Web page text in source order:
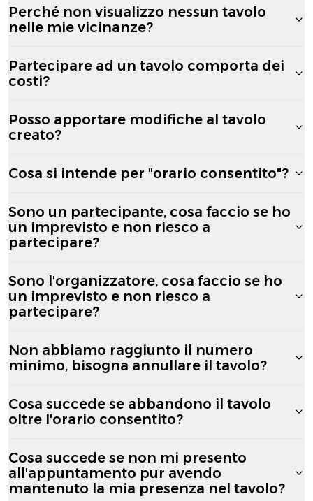
Perché non visualizzo nessun tavolo
nelle mie vicinanze?
Partecipare ad un tavolo comporta dei
costi?
Posso apportare modifiche al tavolo
creato?
Cosa si intende per "orario consentito"?
Sono un partecipante, cosa faccio se ho
un imprevisto e non riesco a
partecipare?
Sono l'organizzatore, cosa faccio se ho
un imprevisto e non riesco a
partecipare?
Non abbiamo raggiunto il numero
minimo, bisogna annullare il tavolo?
Cosa succede se abbandono il tavolo
oltre l'orario consentito?
Cosa succede se non mi presento
all'appuntamento pur avendo
mantenuto la mia presenza nel tavolo?